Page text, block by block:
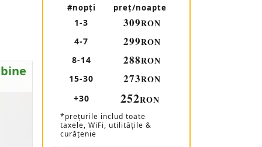
#nopţi preţ/noapte
1-3 309RON
4-7 299RON
8-14 288RON
15-30 273RON
+30 252RON
*prețurile includ toate
taxele, WiFi, utilitățile &
curățenie